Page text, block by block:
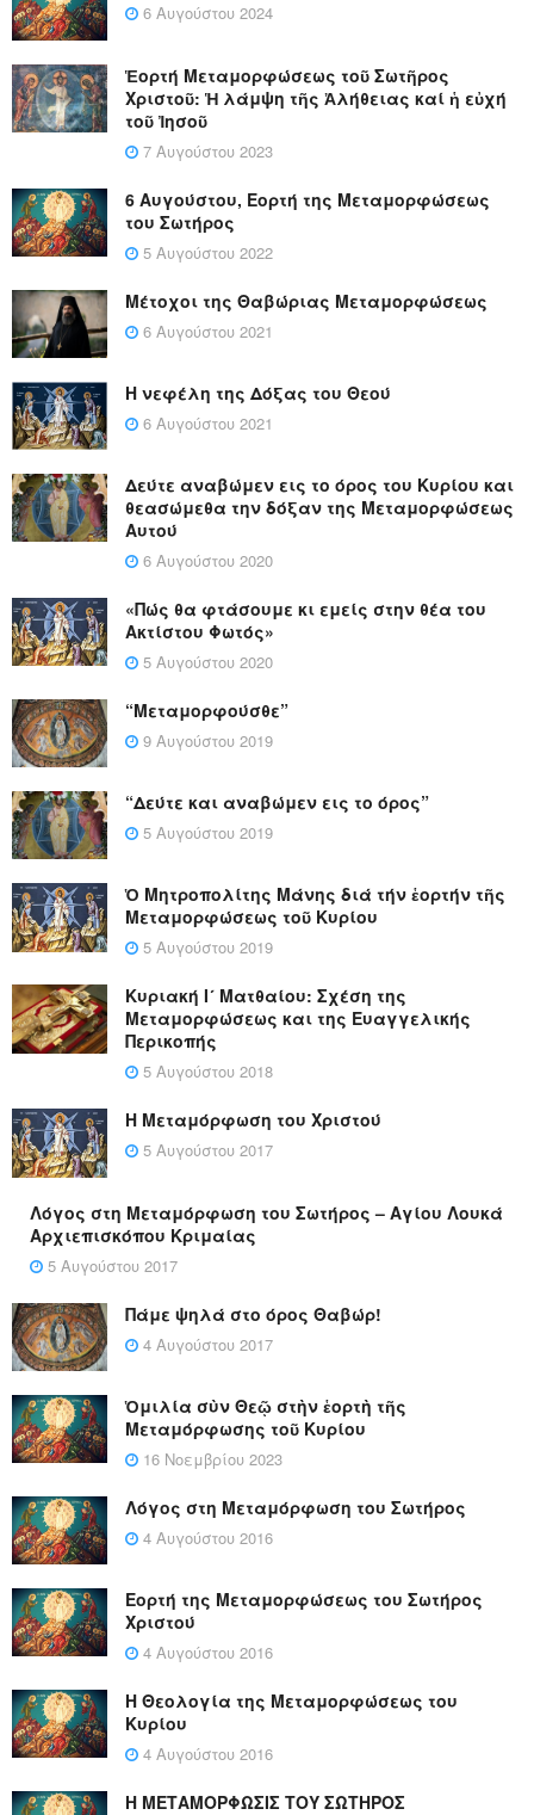
6 Αυγούστου 2024
Ἑορτή Μεταμορφώσεως τοῦ Σωτῆρος
Χριστοῦ: Ἡ λάμψη τῆς Ἀλήθειας καί ἡ εὐχή
τοῦ Ἰησοῦ
7 Αυγούστου 2023
6 Αυγούστου, Εορτή της Μεταμορφώσεως
του Σωτήρος
5 Αυγούστου 2022
Μέτοχοι της Θαβώριας Μεταμορφώσεως
6 Αυγούστου 2021
Η νεφέλη της Δόξας του Θεού
6 Αυγούστου 2021
Δεύτε αναβώμεν εις το όρος του Κυρίου και
θεασώμεθα την δόξαν της Μεταμορφώσεως
Αυτού
6 Αυγούστου 2020
«Πώς θα φτάσουμε κι εμείς στην θέα του
Ακτίστου Φωτός»
5 Αυγούστου 2020
“Μεταμορφούσθε”
9 Αυγούστου 2019
“Δεύτε και αναβώμεν εις το όρος”
5 Αυγούστου 2019
Ὁ Μητροπολίτης Μάνης διά τήν ἑορτήν τῆς
Μεταμορφώσεως τοῦ Κυρίου
5 Αυγούστου 2019
Κυριακή Ι´ Ματθαίου: Σχέση της
Μεταμορφώσεως και της Ευαγγελικής
Περικοπής
5 Αυγούστου 2018
Η Μεταμόρφωση του Χριστού
5 Αυγούστου 2017
Λόγος στη Μεταμόρφωση του Σωτήρος – Αγίου Λουκά
Αρχιεπισκόπου Κριμαίας
5 Αυγούστου 2017
Πάμε ψηλά στο όρος Θαβώρ!
4 Αυγούστου 2017
Ὁμιλία σὺν Θεῷ στὴν ἑορτὴ τῆς
Μεταμόρφωσης τοῦ Κυρίου
16 Νοεμβρίου 2023
Λόγος στη Μεταμόρφωση του Σωτήρος
4 Αυγούστου 2016
Εορτή της Μεταμορφώσεως του Σωτήρος
Χριστού
4 Αυγούστου 2016
Η Θεολογία της Μεταμορφώσεως του
Κυρίου
4 Αυγούστου 2016
Η ΜΕΤΑΜΟΡΦΩΣΙΣ ΤΟΥ ΣΩΤΗΡΟΣ